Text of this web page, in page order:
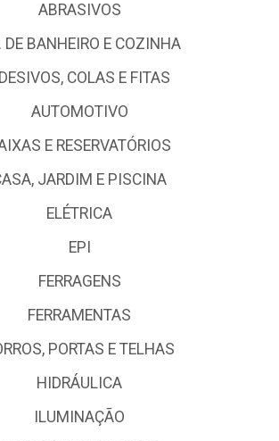
ABRASIVOS
DE BANHEIRO E COZINHA
COLAS E FITAS
AUTOMOTIVO
E RESERVATÓRIOS
JARDIM E PISCINA
ELÉTRICA
EPI
FERRAGENS
FERRAMENTAS
PORTAS E TELHAS
HIDRÁULICA
ILUMINAÇÃO